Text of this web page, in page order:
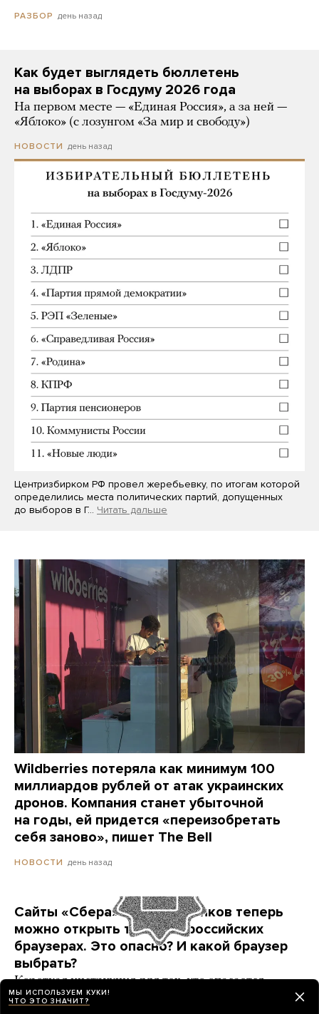
РАЗБОР день назад
Как будет выглядеть бюллетень
на выборах в Госдуму 2026 года
На первом месте — «Единая Россия», а за ней —
«Яблоко» (с лозунгом «За мир и свободу»)
НОВОСТИ день назад
Центризбирком РФ провел жеребьевку, по итогам которой
определились места политических партий, допущенных
до выборов в Г… Читать дальше
Wildberries потеряла как минимум 100
миллиардов рублей от атак украинских
дронов. Компания станет убыточной
на годы, ей придется «переизобретать
себя заново», пишет The Bell
НОВОСТИ день назад
Сайты «Сбера» и других банков теперь
можно открыть только в российских
браузерах. Это опасно? И какой браузер
выбрать?
Короткая инструкция для тех, кто опасается
переходить на продукты «Яндекса» и VK
МЫ ИСПОЛЬЗУЕМ КУКИ!
ЧТО ЭТО ЗНАЧИТ?